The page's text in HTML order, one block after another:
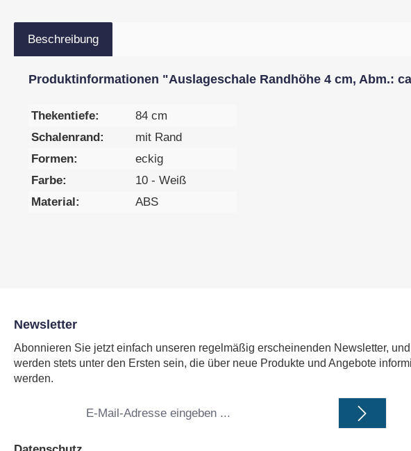
Beschreibung
Produktinformationen "Auslageschale Randhöhe 4 cm, Abm.:
Thekentiefe:
84 cm
Schalenrand:
mit Rand
Formen:
eckig
Farbe:
10 - Weiß
Material:
ABS
Newsletter
Abonnieren Sie jetzt einfach unseren regelmäßig erscheinenden Newsletter,
werden stets unter den Ersten sein, die über neue Produkte und Angebote
werden.
Mail-